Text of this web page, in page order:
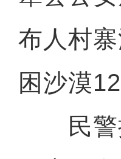
布人村
困沙漠
民警接